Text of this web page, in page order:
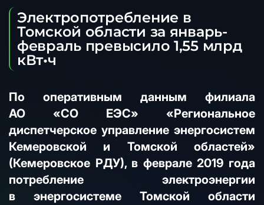
Электропотребление в
Томской области за январь-
февраль превысило 1,55 млрд
кВт•ч
По оперативным данным филиала
АО «СО ЕЭС» «Региональное
диспетчерское управление энергосистем
Кемеровской и Томской областей»
(Кемеровское РДУ), в феврале 2019 года
потребление электроэнергии
в энергосистеме Томской области